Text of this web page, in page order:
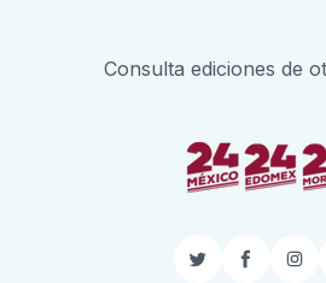
Consulta ediciones de
Twitter